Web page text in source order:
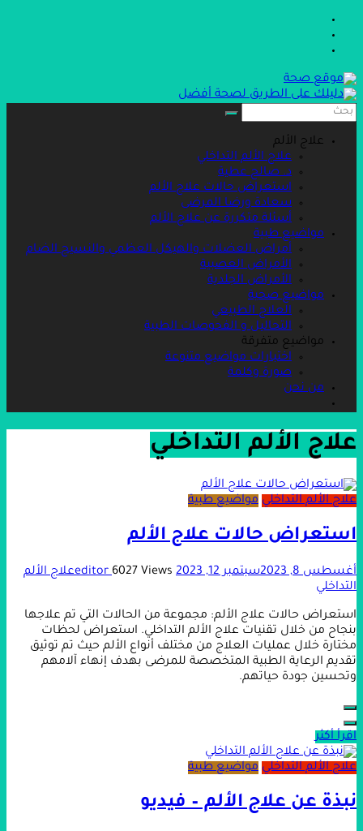
content
موقع
علاج الألم
علاج الألم التداخلي
د. صالح عطية
استعراض حالات علاج الألم
سعادة ورضا المرضى
أسئلة متكررة عن علاج الألم
مواضيع طبية
أمراض العضلات والهيكل العظمي والنسيج الضام
الأمراض العصبية
الأمراض الجلدية
مواضيع صحية
العلاج الطبيعي
التحاليل و الفحوصات الطبية
مواضيع متفرقة
اختبارات مواضيع متنوعة
صورة وكلمة
من نحن
علاج الألم التداخلي
علاج الألم التداخلي مواضيع طبية
استعراض حالات علاج الألم
أغسطس 8, 2023 سبتمبر 12, 2023 editor6027 Views
علاج الألم
التداخلي
استعراض حالات علاج الألم: مجموعة من الحالات التي تم علاجها
بنجاح من خلال تقنيات علاج الألم التداخلي. استعراض لحظات
مختارة خلال عمليات العلاج من مختلف أنواع الألم حيث تم توثيق
تقديم الرعاية الطبية المتخصصة للمرضى بهدف إنهاء آلامهم
وتحسين جودة حياتهم.
اقرأ أكثر
علاج الألم التداخلي مواضيع طبية
نبذة عن علاج الألم – فيديو